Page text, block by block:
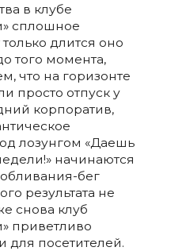
в клубе
сплошное
длится оно
того момента,
что на горизонте
просто отпуск у
корпоратив,
лозунгом «Даешь
начинаются
бег
результата не
снова клуб
приветливо
для посетителей.